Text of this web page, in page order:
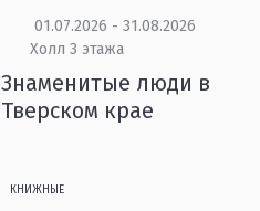
01.07.2026 - 31.08.2026
Холл 3 этажа
Знаменитые люди в
Тверском крае
КНИЖНЫЕ